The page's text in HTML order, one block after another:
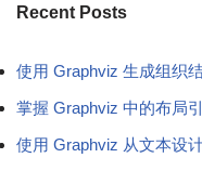
Recent Posts
使用 Graphviz 生成组织
掌握 Graphviz 中的布局
使用 Graphviz 从文本设